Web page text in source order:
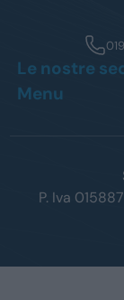
Le nostre
Menu
P. Iva